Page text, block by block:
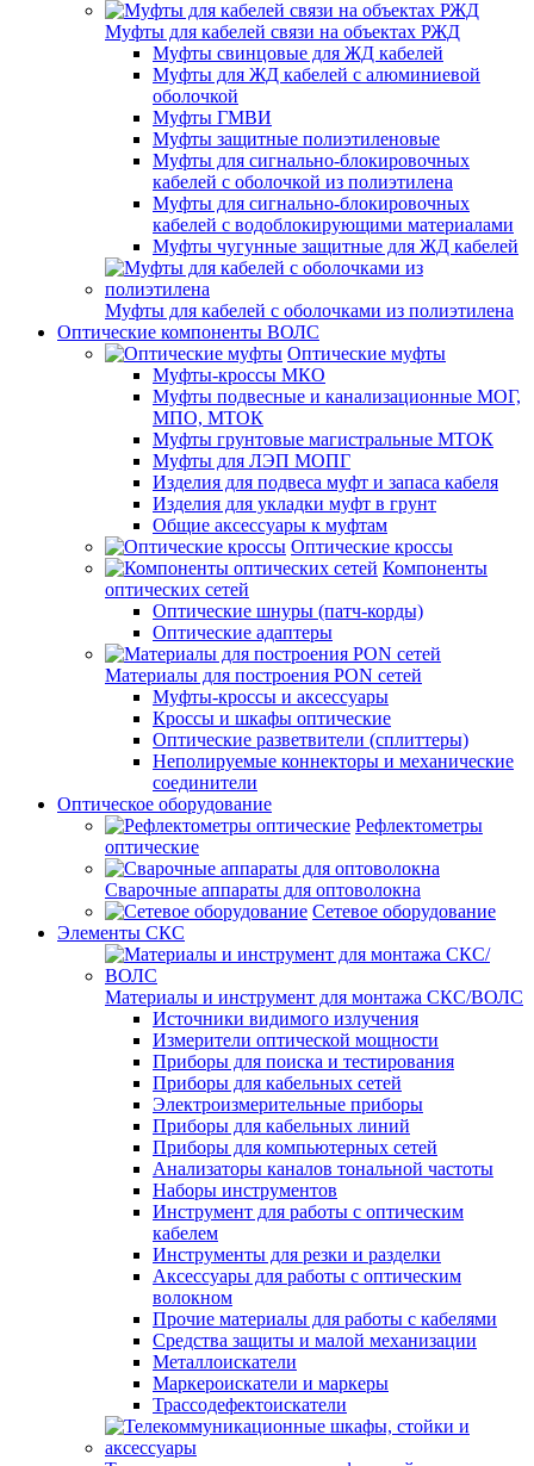
Муфты для кабелей связи на объектах РЖД
Муфты свинцовые для ЖД кабелей
Муфты для ЖД кабелей с алюминиевой
оболочкой
Муфты ГМВИ
Муфты защитные полиэтиленовые
Муфты для сигнально-блокировочных
кабелей с оболочкой из полиэтилена
Муфты для сигнально-блокировочных
кабелей с водоблокирующими материалами
Муфты чугунные защитные для ЖД кабелей
Муфты для кабелей с оболочками из полиэтилена
Оптические компоненты ВОЛС
Оптические муфты
Муфты-кроссы МКО
Муфты подвесные и канализационные МОГ,
МПО, МТОК
Муфты грунтовые магистральные МТОК
Муфты для ЛЭП МОПГ
Изделия для подвеса муфт и запаса кабеля
Изделия для укладки муфт в грунт
Общие аксессуары к муфтам
Оптические кроссы
Компоненты
оптических сетей
Оптические шнуры (патч-корды)
Оптические адаптеры
Материалы для построения PON сетей
Муфты-кроссы и аксессуары
Кроссы и шкафы оптические
Оптические разветвители (сплиттеры)
Неполируемые коннекторы и механические
соединители
Оптическое оборудование
Рефлектометры
оптические
Сварочные аппараты для оптоволокна
Сетевое оборудование
Элементы СКС
Материалы и инструмент для монтажа СКС/ВОЛС
Источники видимого излучения
Измерители оптической мощности
Приборы для поиска и тестирования
Приборы для кабельных сетей
Электроизмерительные приборы
Приборы для кабельных линий
Приборы для компьютерных сетей
Анализаторы каналов тональной частоты
Наборы инструментов
Инструмент для работы с оптическим
кабелем
Инструменты для резки и разделки
Аксессуары для работы с оптическим
волокном
Прочие материалы для работы с кабелями
Средства защиты и малой механизации
Металлоискатели
Маркероискатели и маркеры
Трассодефектоискатели